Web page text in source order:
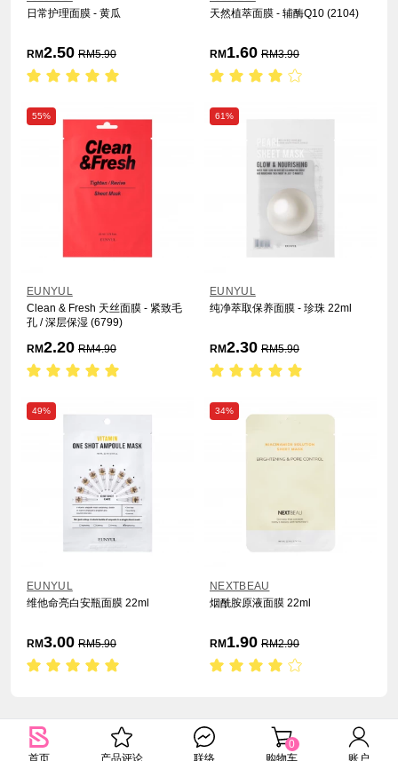
日常护理面膜 - 黄瓜
RM2.50 RM5.90
天然植萃面膜 - 辅酶Q10 (2104)
RM 1.60 RM3.90
55%
EUNYUL
Clean & Fresh 天丝面膜 - 紧致毛
孔 / 深层保湿 (6799)
RM2.20 RM4.90
61%
EUNYUL
纯净萃取保养面膜 - 珍珠 22ml
RM2.30 RM5.90
49%
EUNYUL
维他命亮白安瓶面膜 22ml
RM3.00 RM5.90
34%
NEXTBEAU
烟酰胺原液面膜 22ml
RM 1.90 RM2.90
首页 产品评论 联络
0
购物车
账户